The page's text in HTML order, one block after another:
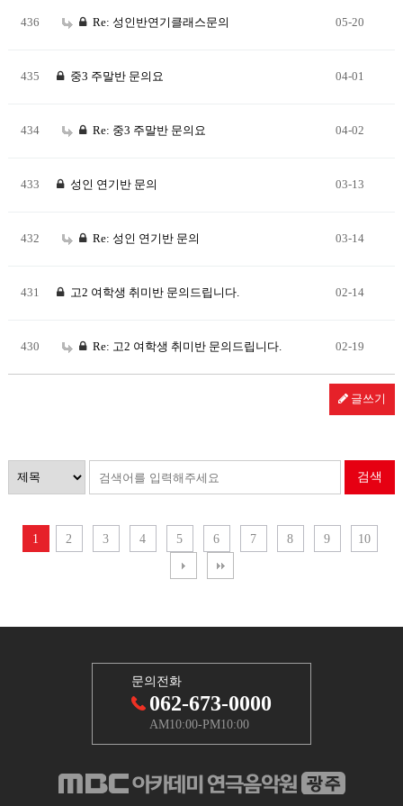
436 Re: 성인반연기클래스문의 05-20
435 중3 주말반 문의요 04-01
434 Re: 중3 주말반 문의요 04-02
433 성인 연기반 문의 03-13
432 Re: 성인 연기반 문의 03-14
431 고2 여학생 취미반 문의드립니다. 02-14
430 Re: 고2 여학생 취미반 문의드립니다. 02-19
글쓰기
검색
1 2 3 4 5 6 7 8 9 10
문의전화
062-673-0000
AM10:00-PM10:00